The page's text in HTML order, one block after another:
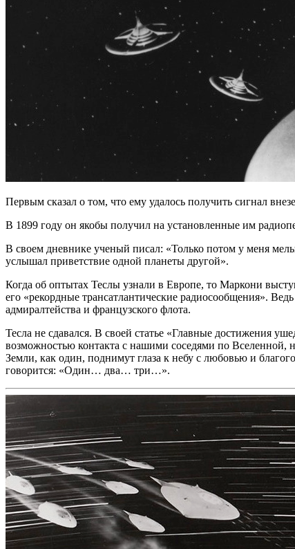
Первым сказал о том, что ему удалось получить сигнал
В 1899 году он якобы получил на установленные им
В своем дневнике ученый писал: «Только потом у меня
услышал приветствие одной планеты другой».
Когда об оптытах Теслы узнали в Европе, то Маркони
его «рекордные трансатлантические радиосообщения».
адмиралтейства и французского флота.
Тесла не сдавался. В своей статье «Главные достижения
возможностью контакта с нашими соседями по Вселенной,
Земли, как один, поднимут глаза к небу с любовью и
говорится: «Один… два… три…».